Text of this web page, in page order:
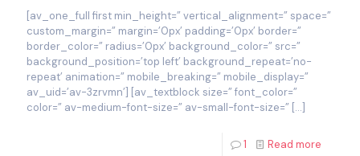
[av_one_full first min_height=” vertical_alignment=” space=”
custom_margin=” margin=’0px’ padding=’0px’ border=”
border_color=” radius=’0px’ background_color=” src=”
background_position=’top left’ background_repeat=’no-
repeat’ animation=” mobile_breaking=” mobile_display=”
av_uid=’av-3zrvmn’] [av_textblock size=” font_color=”
color=” av-medium-font-size=” av-small-font-size=” […]
1 Read more